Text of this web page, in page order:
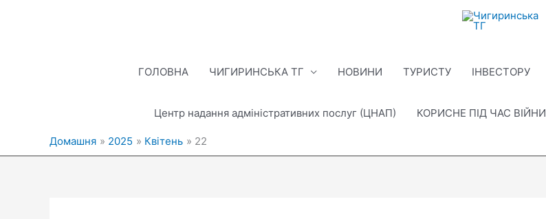
ГОЛОВНА ЧИГИРИНСЬКА ТГ НОВИНИ ТУРИСТУ ІНВЕСТОРУ
Центр надання адміністративних послуг (ЦНАП) КОРИСНЕ ПІД ЧАС ВІЙНИ
Домашня 2025 Квітень 22